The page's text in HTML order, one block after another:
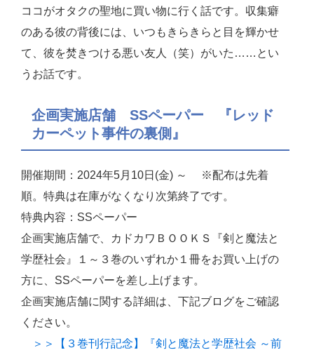
ココがオタクの聖地に買い物に行く話です。収集癖
のある彼の背後には、いつもきらきらと目を輝かせ
て、彼を焚きつける悪い友人（笑）がいた……とい
うお話です。
企画実施店舗 SSペーパー 『レッド
カーペット事件の裏側』
開催期間：2024年5月10日(金) ～ ※配布は先着
順。特典は在庫がなくなり次第終了です。
特典内容：SSペーパー
企画実施店舗で、カドカワＢＯＯＫＳ『剣と魔法と
学歴社会』１～３巻のいずれか１冊をお買い上げの
方に、SSペーパーを差し上げます。
企画実施店舗に関する詳細は、下記ブログをご確認
ください。
＞＞【３巻刊行記念】『剣と魔法と学歴社会 ～前